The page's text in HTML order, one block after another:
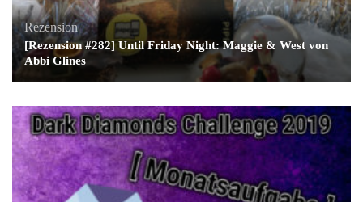
Rezension
[Rezension #282] Until Friday Night: Maggie & West von
Abbi Glines